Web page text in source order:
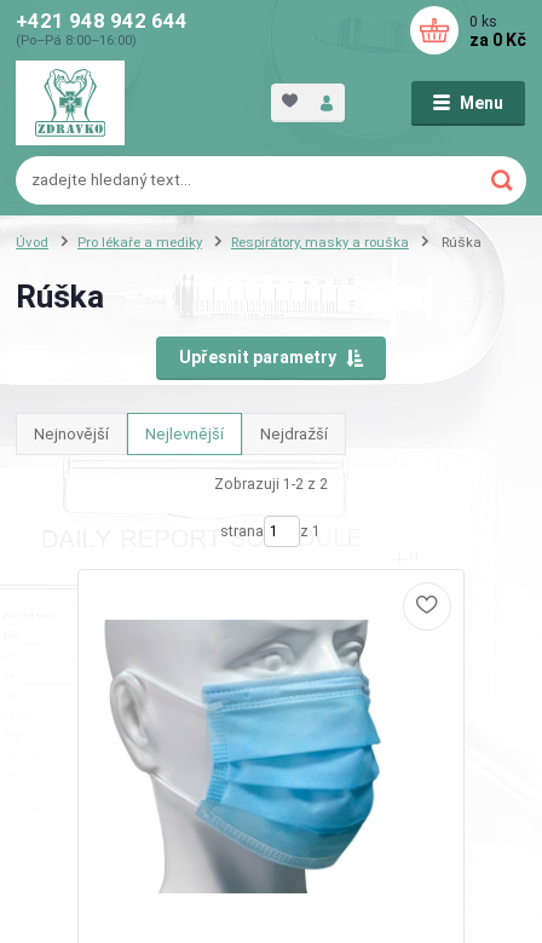
Menu
+421 948 942 644
(Po–Pá 8:00–16:00)
0 ks
za 0 Kč
Úvod Pro lékaře a mediky Respirátory, masky a rouška Rúška
Rúška
Upřesnit parametry
Nejnovější Nejlevnější Nejdražší
Zobrazuji 1-2 z 2
strana z 1